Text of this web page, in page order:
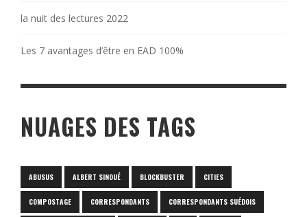
la nuit des lectures 2022
Les 7 avantages d’être en EAD 100%
NUAGES DES TAGS
ABUSUS ALBERT SINOUÉ BLOCKBUSTER CITIES
COMPOSTAGE CORRESPONDANTS CORRESPONDANTS SUÉDOIS